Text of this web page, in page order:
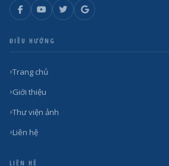
ĐIỀU HƯỚNG
Trang chủ
Giới thiệu
Thư viện ảnh
Liên hệ
LIÊN HỆ